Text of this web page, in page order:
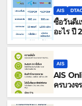
AIS
ซื้อวันดี
อะไร ปี
AIS
AIS
ครบวงจ